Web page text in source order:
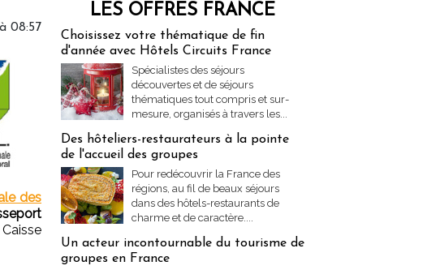
08:57
des
LES OFFRES FRANCE
Choisissez votre thématique de fin
d'année avec Hôtels Circuits France
Spécialistes des séjours
découvertes et de séjours
thématiques tout compris et sur-
mesure, organisés à travers les...
Des hôteliers-restaurateurs à la pointe
de l'accueil des groupes
Pour redécouvrir la France des
régions, au fil de beaux séjours
dans des hôtels-restaurants de
charme et de caractère....
Un acteur incontournable du tourisme de
groupes en France